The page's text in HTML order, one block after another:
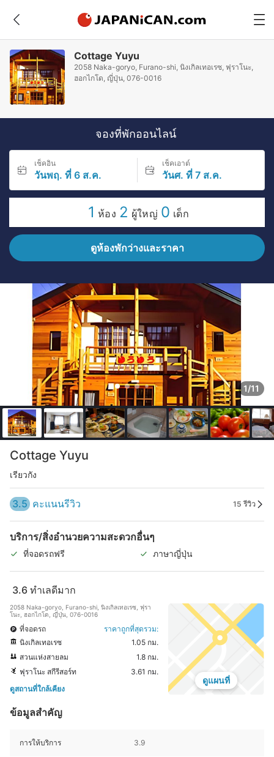
Cottage Yuyu
2058 Naka-goryo, Furano-shi, นิงเกิลเทอเรซ, ฟุราโนะ,
ฮอกไกโด, ญี่ปุ่น, 076-0016
จองที่พักออนไลน์
เช็คอิน
วันพฤ. ที่ 6 ส.ค.
เช็คเอาต์
วันศ. ที่ 7 ส.ค.
1 ห้อง 2 ผู้ใหญ่ 0 เด็ก
ดูห้องพักว่างและราคา
1/11
Cottage Yuyu
เรียวกัง
3.5 คะแนนรีวิว 15 รีวิว
บริการ/สิ่งอำนวยความสะดวกอื่นๆ
ที่จอดรถฟรี ภาษาญี่ปุ่น
3.6 ทำเลดีมาก
2058 Naka-goryo, Furano-shi, นิงเกิลเทอเรซ, ฟุรา
โนะ, ฮอกไกโด, ญี่ปุ่น, 076-0016
ที่จอดรถ
ราคาถูกที่สุดรวม:
นิงเกิลเทอเรซ
1.05 กม.
สวนแห่งสายลม
1.8 กม.
ฟุราโนะ สกีรีสอร์ท
3.61 กม.
ดูสถานที่ใกล้เคียง
ดูแผนที่
ข้อมูลสำคัญ
การให้บริการ 3.9